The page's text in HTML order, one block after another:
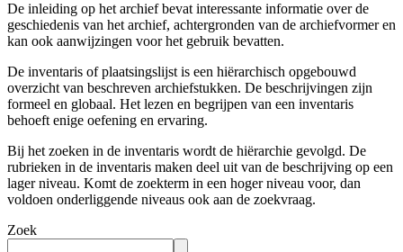
De inleiding op het archief bevat interessante informatie over de
geschiedenis van het archief, achtergronden van de archiefvormer en
kan ook aanwijzingen voor het gebruik bevatten.
De inventaris of plaatsingslijst is een hiërarchisch opgebouwd
overzicht van beschreven archiefstukken. De beschrijvingen zijn
formeel en globaal. Het lezen en begrijpen van een inventaris
behoeft enige oefening en ervaring.
Bij het zoeken in de inventaris wordt de hiërarchie gevolgd. De
rubrieken in de inventaris maken deel uit van de beschrijving op een
lager niveau. Komt de zoekterm in een hoger niveau voor, dan
voldoen onderliggende niveaus ook aan de zoekvraag.
Zoek